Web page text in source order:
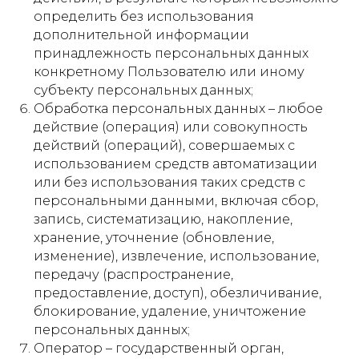
определить без использования
дополнительной информации
принадлежность персональных данных
конкретному Пользователю или иному
субъекту персональных данных;
Обработка персональных данных – любое
действие (операция) или совокупность
действий (операций), совершаемых с
использованием средств автоматизации
или без использования таких средств с
персональными данными, включая сбор,
запись, систематизацию, накопление,
хранение, уточнение (обновление,
изменение), извлечение, использование,
передачу (распространение,
предоставление, доступ), обезличивание,
блокирование, удаление, уничтожение
персональных данных;
Оператор – государственный орган,